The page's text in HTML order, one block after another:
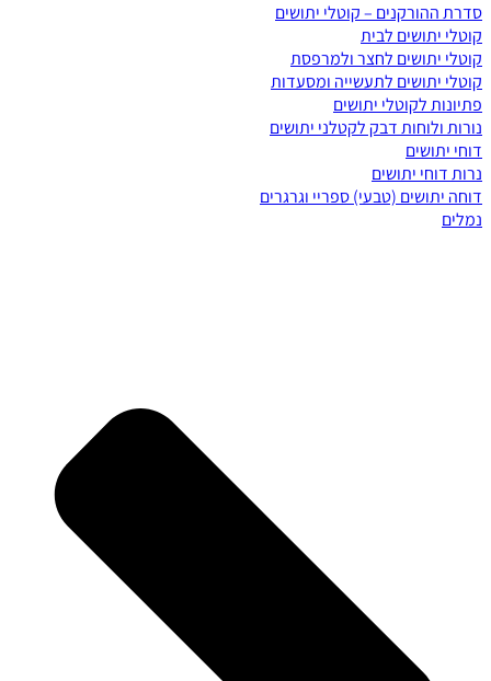
סדרת ההורקנים – קוטלי יתושים
קוטלי יתושים לבית
קוטלי יתושים לחצר ולמרפסת
קוטלי יתושים לתעשייה ומסעדות
פתיונות לקוטלי יתושים
נורות ולוחות דבק לקטלני יתושים
דוחי יתושים
נרות דוחי יתושים
דוחה יתושים (טבעי) ספריי וגרגרים
נמלים